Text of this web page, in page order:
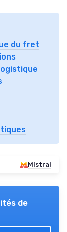
du fret
Mistral
de